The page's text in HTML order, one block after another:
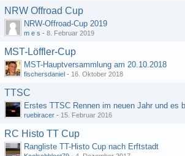
NRW Offroad Cup
NRW-Offroad-Cup 2019
m e s - 8. Februar 2019
MST-Löffler-Cup
MST-Hauptversammlung am 20.10.2018
fischersdaniel - 16. Oktober 2018
TTSC
ruebiracer - 15. Februar 2016
RC Histo TT Cup
Rangliste TT-Histo Cup nach Erftstadt